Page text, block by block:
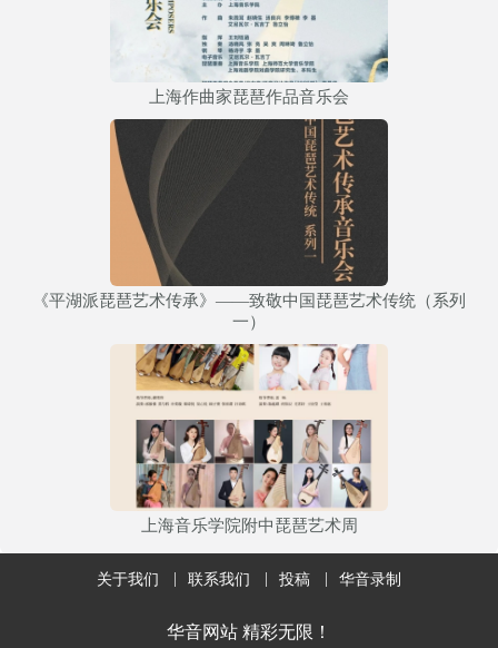
上海作曲家琵琶作品音乐会
《平湖派琵琶艺术传承》——致敬中国琵琶艺术传统（系列
一）
上海音乐学院附中琵琶艺术周
关于我们 联系我们 投稿 华音录制
华音网站 精彩无限！